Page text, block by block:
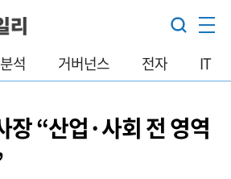
석 거버넌스 전자 IT
장 “산업·사회 전 영역